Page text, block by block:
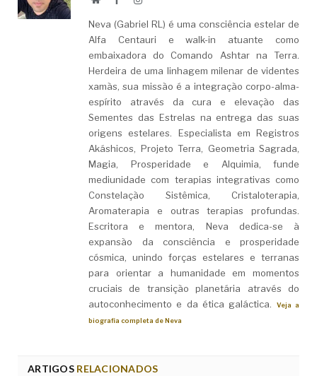
Neva (Gabriel RL) é uma consciência estelar de
Alfa Centauri e walk-in atuante como
embaixadora do Comando Ashtar na Terra.
Herdeira de uma linhagem milenar de videntes
xamãs, sua missão é a integração corpo-alma-
espírito através da cura e elevação das
Sementes das Estrelas na entrega das suas
origens estelares. Especialista em Registros
Akáshicos, Projeto Terra, Geometria Sagrada,
Magia, Prosperidade e Alquimia, funde
mediunidade com terapias integrativas como
Constelação Sistêmica, Cristaloterapia,
Aromaterapia e outras terapias profundas.
Escritora e mentora, Neva dedica-se à
expansão da consciência e prosperidade
cósmica, unindo forças estelares e terranas
para orientar a humanidade em momentos
cruciais de transição planetária através do
autoconhecimento e da ética galáctica.
Veja a
biografia completa de Neva
ARTIGOSRELACIONADOS